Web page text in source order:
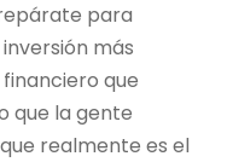
para
más
que
que la gente
realmente es el